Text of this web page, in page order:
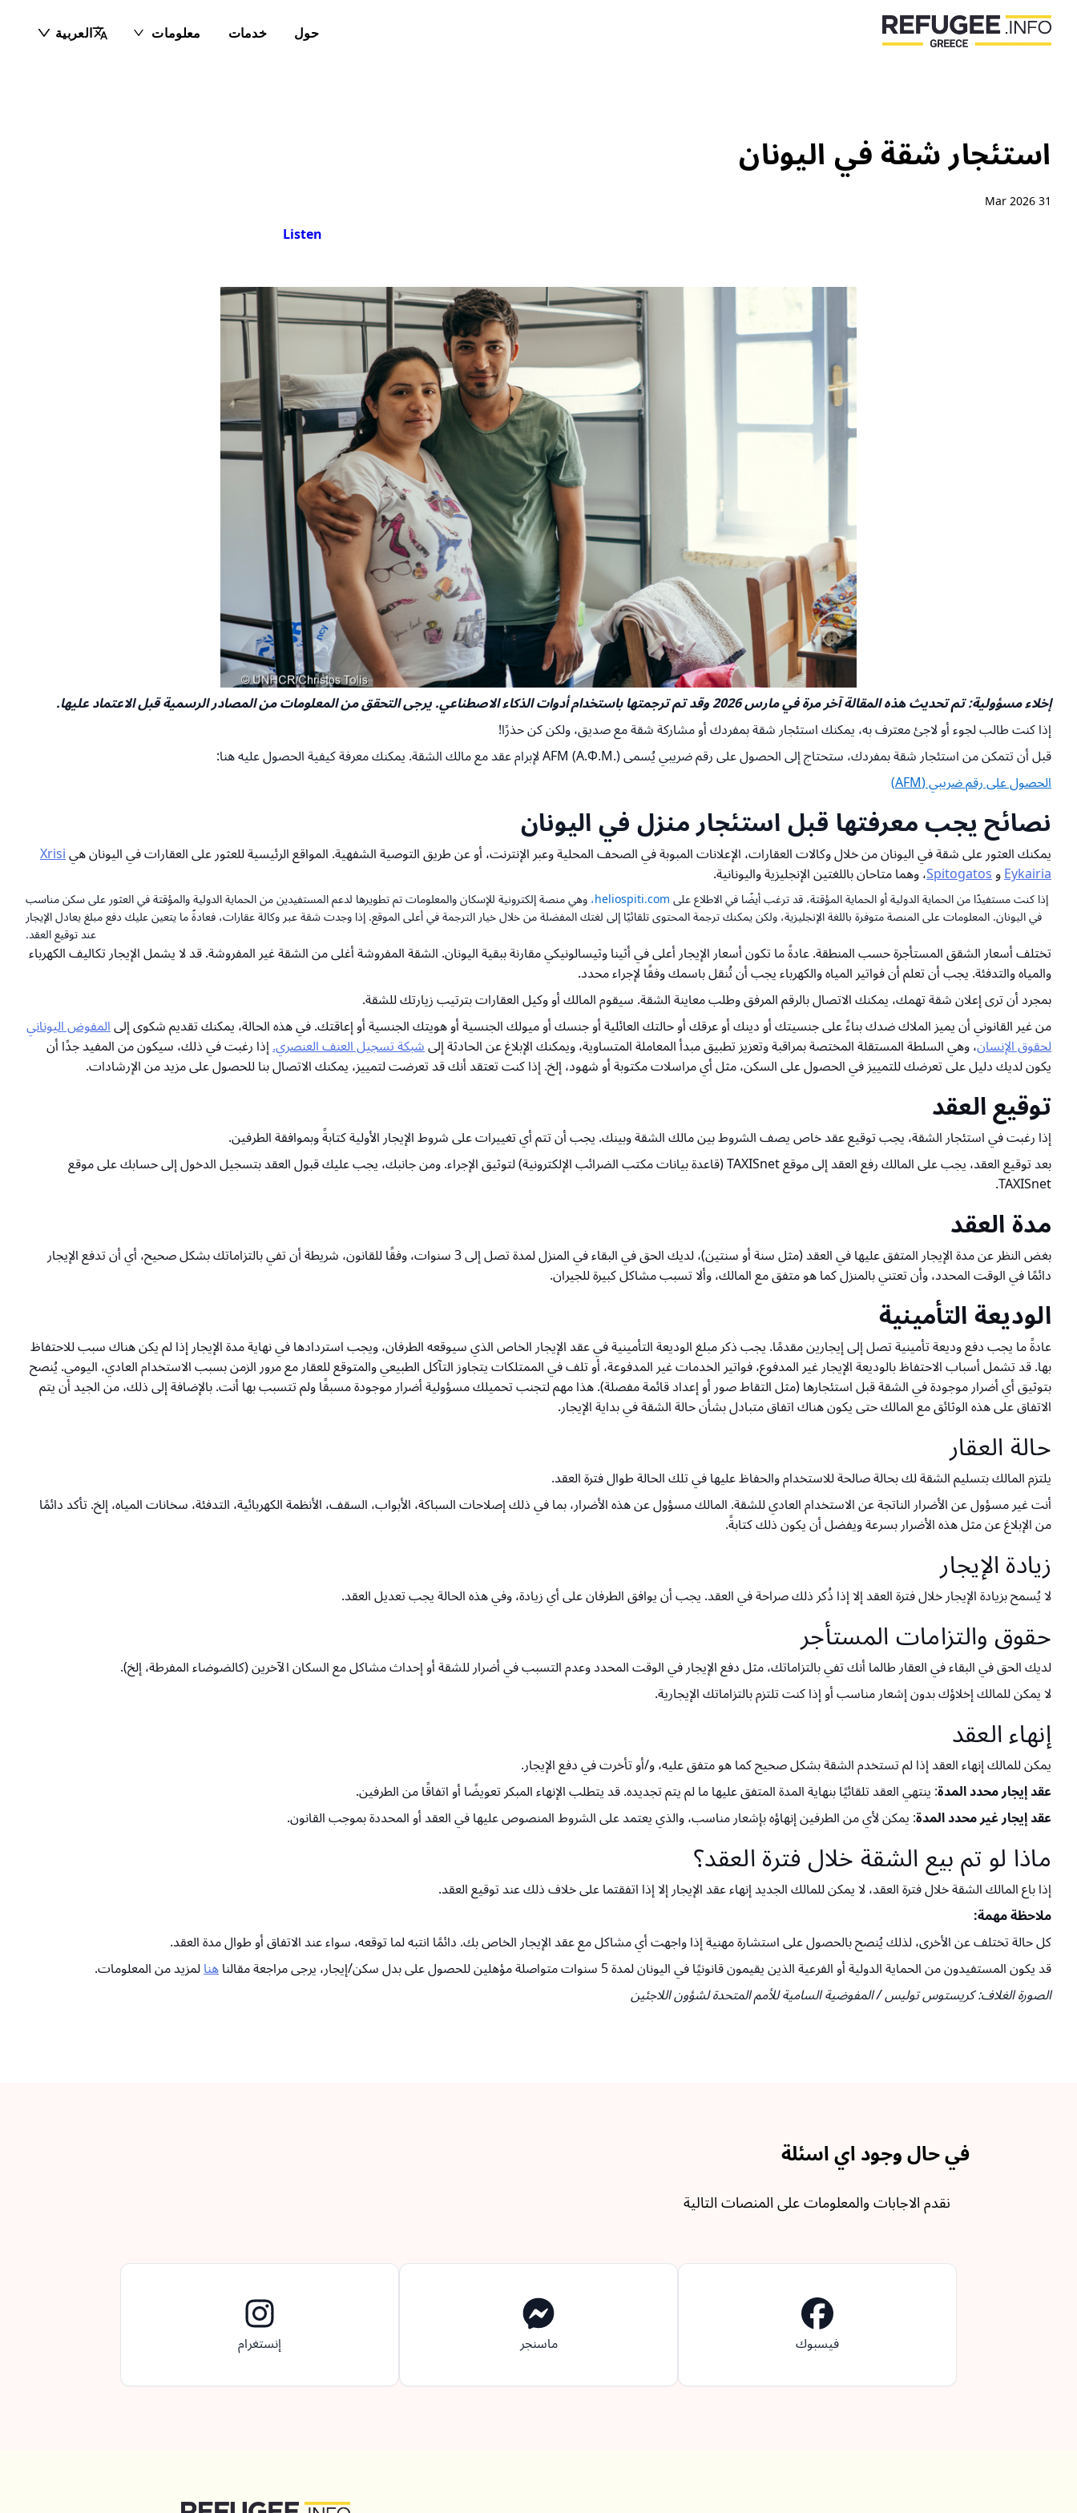
حول خدمات معلومات العربية
استئجار شقة في اليونان
31 Mar 2026
Listen
إخلاء مسؤولية: تم تحديث هذه المقالة آخر مرة في مارس 2026 وقد تم ترجمتها باستخدام أدوات الذكاء الاصطناعي. يرجى التحقق من المعلومات من المصادر الرسمية قبل الاعتماد عليها.
إذا كنت طالب لجوء أو لاجئ معترف به، يمكنك استئجار شقة بمفردك أو مشاركة شقة مع صديق، ولكن كن حذرًا!
قبل أن تتمكن من استئجار شقة بمفردك، ستحتاج إلى الحصول على رقم ضريبي يُسمى AFM (Α.Φ.Μ.) لإبرام عقد مع مالك الشقة. يمكنك معرفة كيفية الحصول عليه هنا:
الحصول على رقم ضريبي (AFM)
نصائح يجب معرفتها قبل استئجار منزل في اليونان
يمكنك العثور على شقة في اليونان من خلال وكالات العقارات، الإعلانات المبوبة في الصحف المحلية وعبر الإنترنت، أو عن طريق التوصية الشفهية. المواقع الرئيسية للعثور على العقارات في اليونان هيXrisi
EykairiaوSpitogatos، وهمامتاحان باللغتين الإنجليزية واليونانية.
إذا كنت مستفيدًا من الحماية الدولية أو الحماية المؤقتة، قد ترغب أيضًا في الاطلاع علىheliospiti.com، وهي منصة إلكترونية للإسكان والمعلومات تم تطويرها لدعم المستفيدين من الحماية الدولية والمؤقتة في العثور على سكن مناسب
في اليونان. المعلومات على المنصة متوفرة باللغة الإنجليزية، ولكن يمكنك ترجمة المحتوى تلقائيًا إلى لغتك المفضلة من خلال خيار الترجمة في أعلى الموقع. إذا وجدت شقة عبر وكالة عقارات، فعادةً ما يتعين عليك دفع مبلغ يعادل الإيجار
عند توقيع العقد.
تختلف أسعار الشقق المستأجرة حسب المنطقة. عادةً ما تكون أسعار الإيجار أعلى في أثينا وثيسالونيكي مقارنة ببقية اليونان. الشقة المفروشة أغلى من الشقة غير المفروشة. قد لا يشمل الإيجار تكاليف الكهرباء
والمياه والتدفئة. يجب أن تعلم أن فواتير المياه والكهرباء يجب أن تُنقل باسمك وفقًا لإجراء محدد.
بمجرد أن ترى إعلان شقة تهمك، يمكنك الاتصال بالرقم المرفق وطلب معاينة الشقة. سيقوم المالك أو وكيل العقارات بترتيب زيارتك للشقة.
من غير القانوني أن يميز الملاك ضدك بناءً على جنسيتك أو دينك أو عرقك أو حالتك العائلية أو جنسك أو ميولك الجنسية أو هويتك الجنسية أو إعاقتك. في هذه الحالة، يمكنك تقديم شكوى إلىالمفوض اليوناني
لحقوق الإنسان، وهي السلطة المستقلة المختصة بمراقبة وتعزيز تطبيق مبدأ المعاملة المتساوية، ويمكنك الإبلاغ عن الحادثة إلىشبكة تسجيل العنف العنصري.إذا رغبت في ذلك، سيكون من المفيد جدًا أن
يكون لديك دليل على تعرضك للتمييز في الحصول على السكن، مثل أي مراسلات مكتوبة أو شهود، إلخ. إذا كنت تعتقد أنك قد تعرضت لتمييز، يمكنك الاتصال بنا للحصول على مزيد من الإرشادات.
توقيع العقد
إذا رغبت في استئجار الشقة، يجب توقيع عقد خاص يصف الشروط بين مالك الشقة وبينك. يجب أن تتم أي تغييرات على شروط الإيجار الأولية كتابةً وبموافقة الطرفين.
بعد توقيع العقد، يجب على المالك رفع العقد إلى موقع TAXISnet (قاعدة بيانات مكتب الضرائب الإلكترونية) لتوثيق الإجراء. ومن جانبك، يجب عليك قبول العقد بتسجيل الدخول إلى حسابك على موقع
TAXISnet.
مدة العقد
بغض النظر عن مدة الإيجار المتفق عليها في العقد (مثل سنة أو سنتين)، لديك الحق في البقاء في المنزل لمدة تصل إلى 3 سنوات، وفقًا للقانون، شريطة أن تفي بالتزاماتك بشكل صحيح، أي أن تدفع الإيجار
دائمًا في الوقت المحدد، وأن تعتني بالمنزل كما هو متفق مع المالك، وألا تسبب مشاكل كبيرة للجيران.
الوديعة التأمينية
عادةً ما يجب دفع وديعة تأمينية تصل إلى إيجارين مقدمًا. يجب ذكر مبلغ الوديعة التأمينية في عقد الإيجار الخاص الذي سيوقعه الطرفان، ويجب استردادها في نهاية مدة الإيجار إذا لم يكن هناك سبب للاحتفاظ
بها. قد تشمل أسباب الاحتفاظ بالوديعة الإيجار غير المدفوع، فواتير الخدمات غير المدفوعة، أو تلف في الممتلكات يتجاوز التآكل الطبيعي والمتوقع للعقار مع مرور الزمن بسبب الاستخدام العادي، اليومي. يُنصح
بتوثيق أي أضرار موجودة في الشقة قبل استئجارها (مثل التقاط صور أو إعداد قائمة مفصلة). هذا مهم لتجنب تحميلك مسؤولية أضرار موجودة مسبقًا ولم تتسبب بها أنت. بالإضافة إلى ذلك، من الجيد أن يتم
الاتفاق على هذه الوثائق مع المالك حتىيكون هناك اتفاق متبادل بشأن حالة الشقة في بداية الإيجار.
حالة العقار
يلتزم المالك بتسليم الشقة لك بحالة صالحة للاستخدام والحفاظ عليها في تلك الحالة طوال فترة العقد.
أنت غير مسؤول عن الأضرار الناتجة عن الاستخدام العادي للشقة. المالك مسؤول عن هذه الأضرار، بما في ذلك إصلاحات السباكة، الأبواب، السقف، الأنظمة الكهربائية، التدفئة، سخانات المياه، إلخ. تأكد دائمًا
من الإبلاغ عن مثل هذه الأضرار بسرعة ويفضل أن يكون ذلك كتابةً.
زيادة الإيجار
لا يُسمح بزيادة الإيجار خلال فترة العقد إلا إذا ذُكر ذلك صراحة في العقد. يجب أن يوافق الطرفان على أي زيادة، وفي هذه الحالة يجب تعديل العقد.
حقوق والتزامات المستأجر
لديك الحق في البقاء في العقار طالما أنك تفي بالتزاماتك، مثل دفع الإيجار في الوقت المحدد وعدم التسبب في أضرار للشقة أو إحداث مشاكل مع السكان الآخرين (كالضوضاء المفرطة، إلخ).
لا يمكن للمالك إخلاؤك بدون إشعار مناسب أو إذا كنت تلتزم بالتزاماتك الإيجارية.
إنهاء العقد
يمكن للمالك إنهاء العقد إذا لم تستخدم الشقة بشكل صحيح كما هو متفق عليه، و/أو تأخرت في دفع الإيجار.
عقد إيجار محدد المدة: ينتهي العقد تلقائيًا بنهاية المدة المتفق عليها ما لم يتم تجديده. قد يتطلب الإنهاء المبكر تعويضًا أو اتفاقًا من الطرفين.
عقد إيجار غير محدد المدة: يمكن لأي من الطرفين إنهاؤه بإشعار مناسب، والذي يعتمد على الشروط المنصوص عليها في العقد أو المحددة بموجب القانون.
ماذا لو تم بيع الشقة خلال فترة العقد؟
إذا باع المالك الشقة خلال فترة العقد، لا يمكن للمالك الجديد إنهاء عقد الإيجار إلا إذا اتفقتما على خلاف ذلك عند توقيع العقد.
ملاحظة مهمة:
كل حالة تختلف عن الأخرى، لذلك يُنصح بالحصول على استشارة مهنية إذا واجهت أي مشاكل مع عقد الإيجار الخاص بك. دائمًا انتبه لما توقعه، سواء عند الاتفاق أو طوال مدة العقد.
قد يكون المستفيدون من الحماية الدولية أو الفرعية الذين يقيمون قانونيًا في اليونان لمدة 5 سنوات متواصلة مؤهلين للحصول على بدل سكن/إيجار، يرجى مراجعة مقالنا
هنالمزيد من المعلومات.
الصورة الغلاف: كريستوس توليس / المفوضية السامية للأمم المتحدة لشؤون اللاجئين
في حال وجود اي اسئلة
نقدم الاجابات والمعلومات على المنصات التالية
فيسبوك ماسنجر إنستغرام